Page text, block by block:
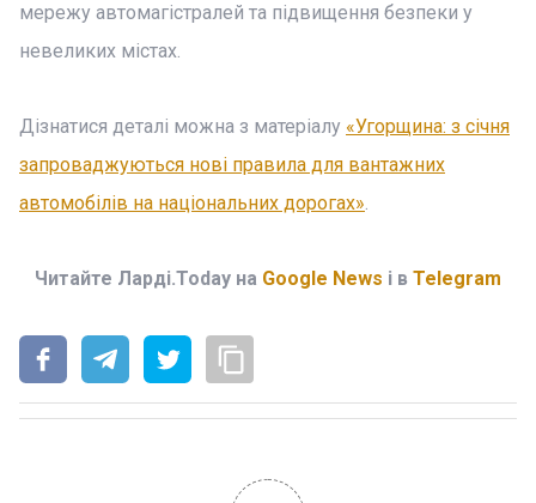
мережу автомагістралей та підвищення безпеки у
невеликих містах.
Дізнатися деталі можна з матеріалу «Угорщина: з січня
запроваджуються нові правила для вантажних
автомобілів на національних дорогах».
Читайте Ларді.Today на Google News і в Telegram